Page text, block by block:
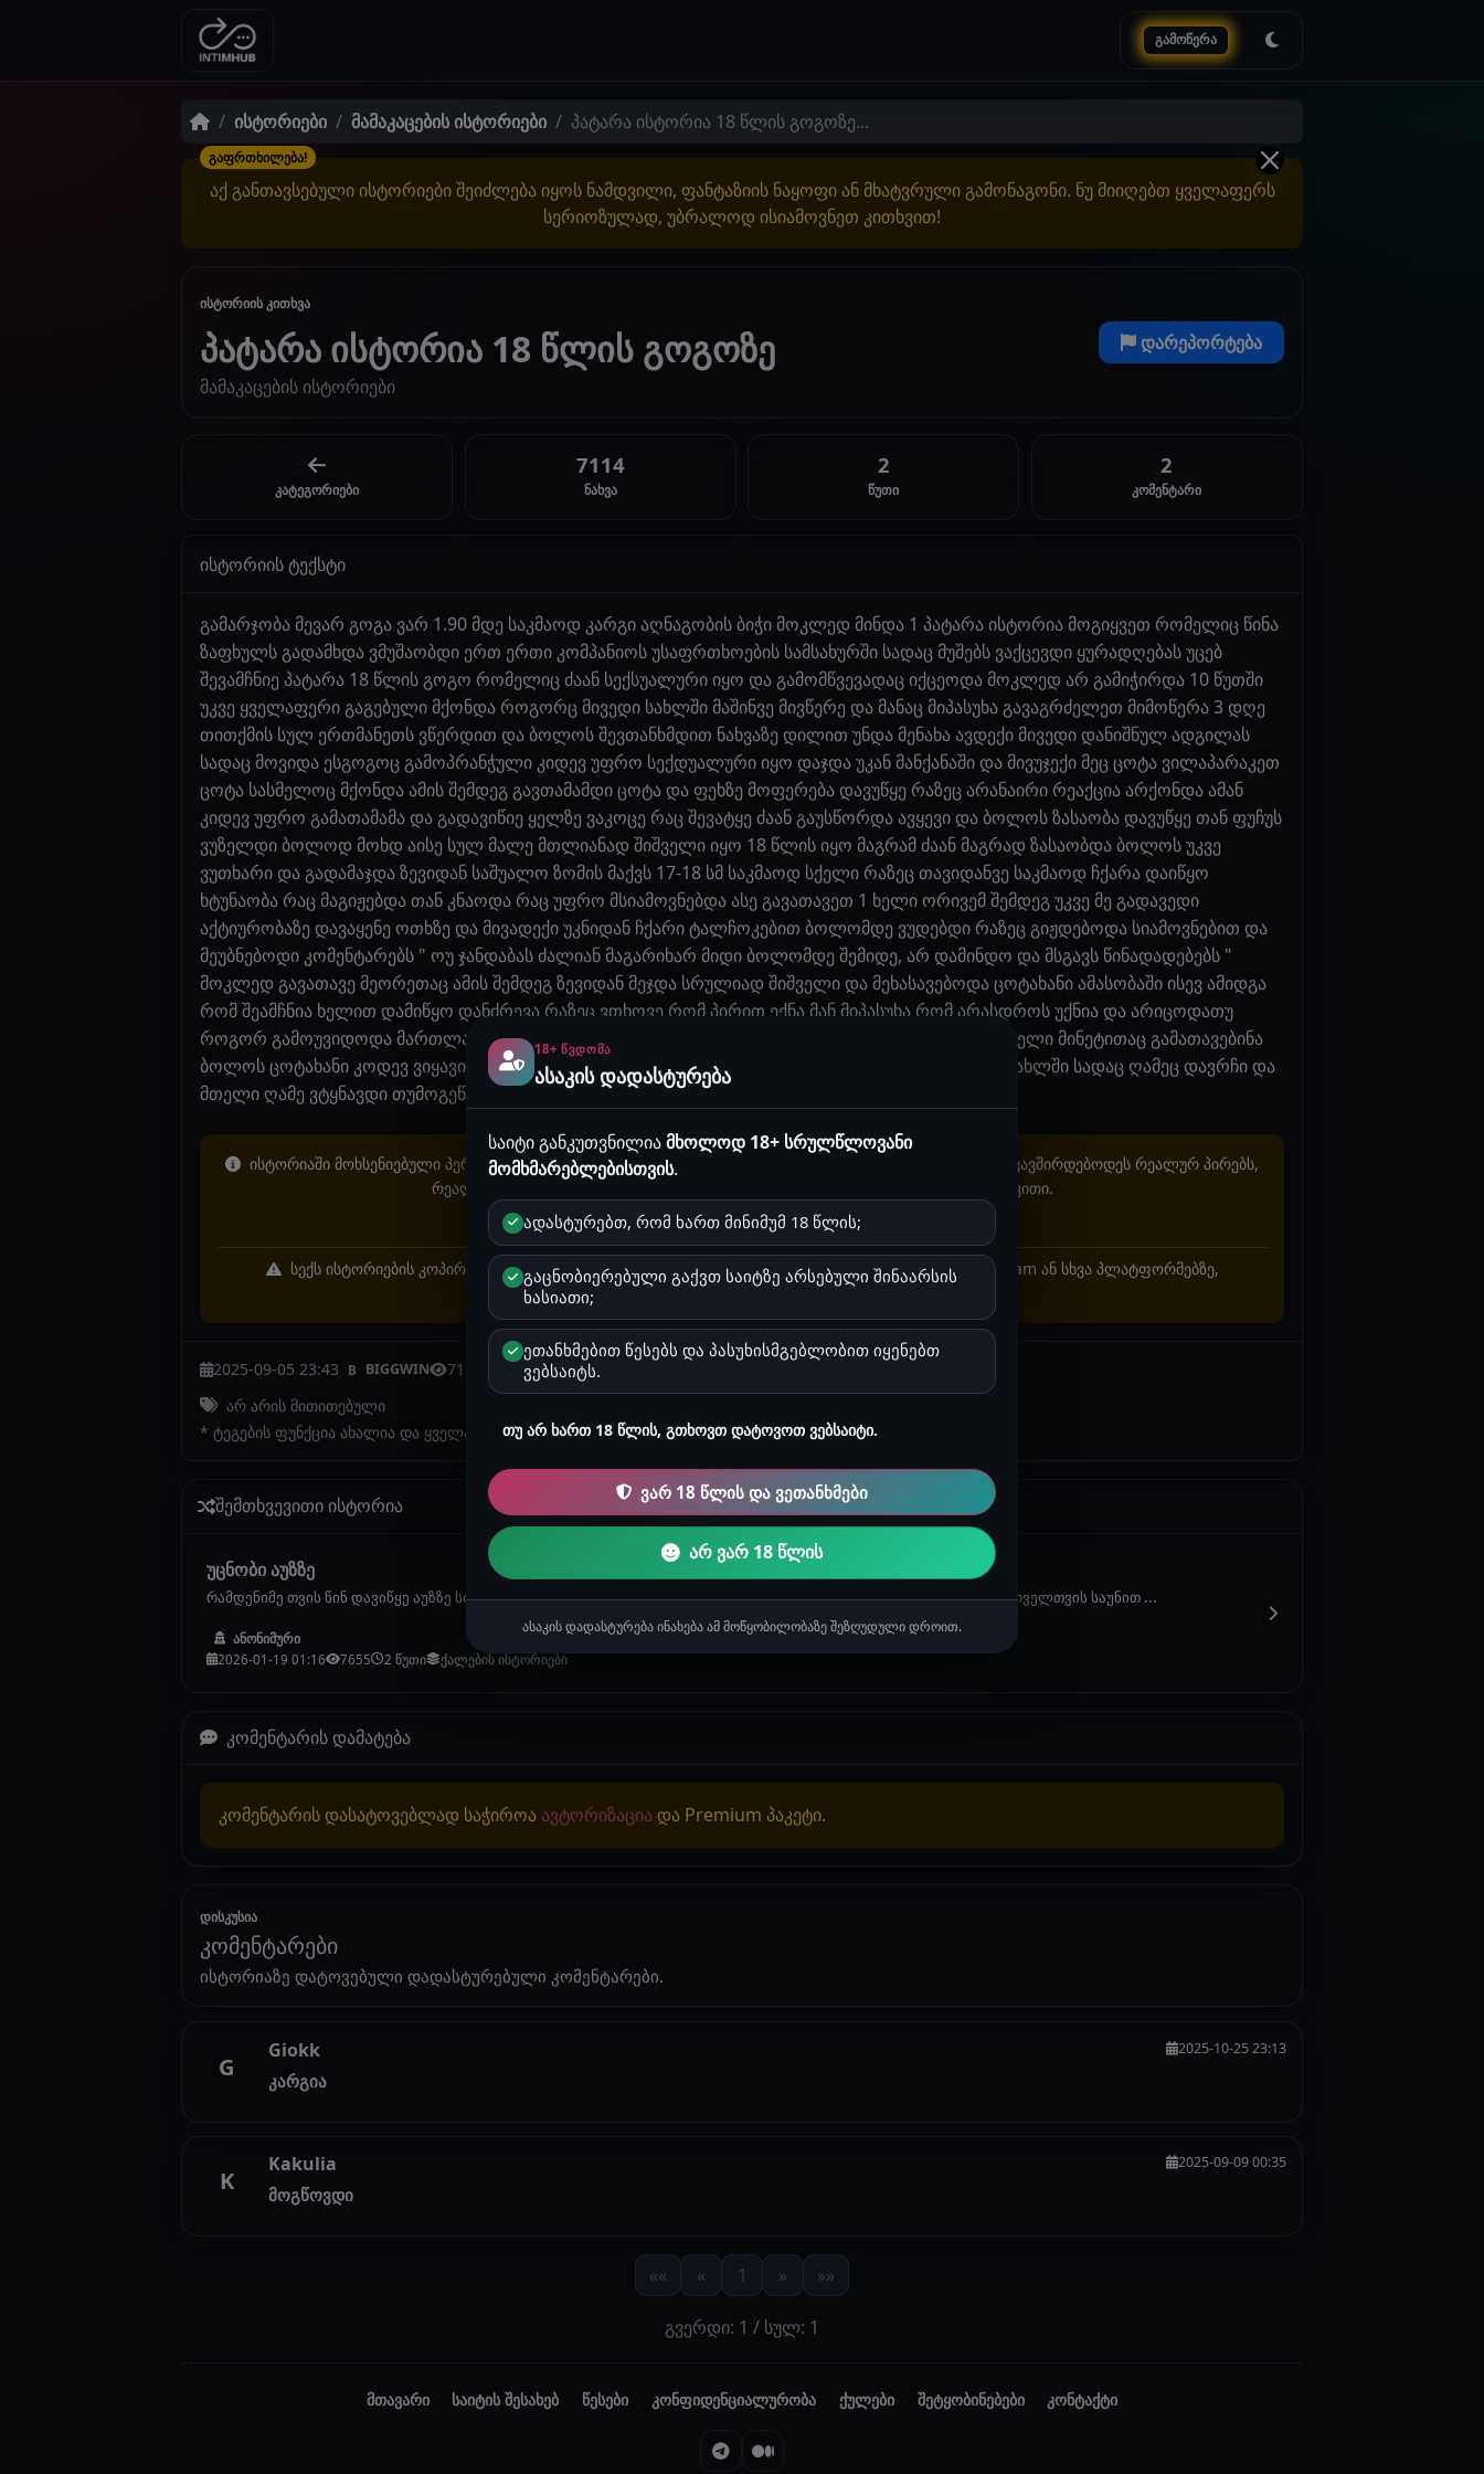
გამოწერა
ისტორიები მამაკაცების ისტორიები პატარა ისტორია 18 წლის გოგოზე...
გაფრთხილება!
აქ განთავსებული ისტორიები შეიძლება იყოს ნამდვილი, ფანტაზიის ნაყოფი ან მხატვრული გამონაგონი. ნუ მიიღებთ ყველაფერს
სერიოზულად, უბრალოდ ისიამოვნეთ კითხვით!
ისტორიის კითხვა
პატარა ისტორია 18 წლის გოგოზე
მამაკაცების ისტორიები
დარეპორტება
კატეგორიები
7114
ნახვა
2
წუთი
2
კომენტარი
ისტორიის ტექსტი
გამარჯობა მევარ გოგა ვარ 1.90 მდე საკმაოდ კარგი აღნაგობის ბიჭი მოკლედ მინდა 1 პატარა ისტორია მოგიყვეთ რომელიც წინა
ზაფხულს გადამხდა ვმუშაობდი ერთ ერთი კომპანიოს უსაფრთხოების სამსახურში სადაც მუშებს ვაქცევდი ყურადღებას უცებ
შევამჩნიე პატარა 18 წლის გოგო რომელიც ძაან სექსუალური იყო და გამომწვევადაც იქცეოდა მოკლედ არ გამიჭირდა 10 წუთში
უკვე ყველაფერი გაგებული მქონდა როგორც მივედი სახლში მაშინვე მივწერე და მანაც მიპასუხა გავაგრძელეთ მიმოწერა 3 დღე
თითქმის სულ ერთმანეთს ვწერდით და ბოლოს შევთანხმდით ნახვაზე დილით უნდა მენახა ავდექი მივედი დანიშნულ ადგილას
სადაც მოვიდა ესგოგოც გამოპრანჭული კიდევ უფრო სექდუალური იყო დაჯდა უკან მანქანაში და მივუჯექი მეც ცოტა ვილაპარაკეთ
ცოტა სასმელოც მქონდა ამის შემდეგ გავთამამდი ცოტა და ფეხზე მოფერება დავუწყე რაზეც არანაირი რეაქცია არქონდა ამან
კიდევ უფრო გამათამამა და გადავიწიე ყელზე ვაკოცე რაც შევატყე ძაან გაუსწორდა ავყევი და ბოლოს ზასაობა დავუწყე თან ფუჩუს
ვუზელდი ბოლოდ მოხდ აისე სულ მალე მთლიანად შიშველი იყო 18 წლის იყო მაგრამ ძაან მაგრად ზასაობდა ბოლოს უკვე
ვუთხარი და გადამაჯდა ზევიდან საშუალო ზომის მაქვს 17-18 სმ საკმაოდ სქელი რაზეც თავიდანვე საკმაოდ ჩქარა დაიწყო
ხტუნაობა რაც მაგიჟებდა თან კნაოდა რაც უფრო მსიამოვნებდა ასე გავათავეთ 1 ხელი ორივემ შემდეგ უკვე მე გადავედი
აქტიურობაზე დავაყენე ოთხზე და მივადექი უკნიდან ჩქარი ტალჩოკებით ბოლომდე ვუდებდი რაზეც გიჟდებოდა სიამოვნებით და
მეუბნებოდი კომენტარებს " ოუ ჯანდაბას ძალიან მაგარიხარ მიდი ბოლომდე შემიდე, არ დამინდო და მსგავს წინადადებებს "
მოკლედ გავათავე მეორეთაც ამის შემდეგ ზევიდან მეჯდა სრულიად შიშველი და მეხასავებოდა ცოტახანი ამასობაში ისევ ამიდგა
რომ შეამჩნია ხელით დამიწყო დანძრევა რაზეც ვთხოვე რომ პირით ექნა მან მიპასუხა რომ არასდროს უქნია და არიცოდათუ
როგორ გამოუვიდოდა მართლაც არგამოსდიოდა თავიდან მაგრამ მალევე დავამუღამებინე😁 1 ხელი მინეტითაც გამათავებინა
ბოლოს ცოტახანი კოდევ ვიყავით ერთად და დავიშალეთ ამის შემდეგ 1 კიდევ ვნახე უკვე მასთან სახლში სადაც ღამეც დავრჩი და
მთელი ღამე ვტყნავდი თუმოგეწონათ ისტორია დაწერეთ კომენტარებში მსგავსს კიდევ დავდებ
ისტორიაში მოხსენიებული პერსონაჟები, სახელები და ლოკაციები შესაძლოა იყოს გამოგონილი და არ უკავშირდებოდეს რეალურ პირებს,
რეალურ მოვლენებს ან რეალურ ფაქტებს. ნებისმიერი დამთხვევა არის შემთხვევითი.
ყურადღება! გაიგე, რატომ არის ეს მნიშვნელოვანი
სექს ისტორიების კოპირება ან საჯარო სივრცეში განთავსება, მაგალითად Facebook, TikTok, Instagram ან სხვა პლატფორმებზე,
აკრძალულია!
2025-09-05 23:43 B BIGGWIN 7114 2 წუთი
მამაკაცების ისტორიები
არ არის მითითებული
* ტეგების ფუნქცია ახალია და ყველა ისტორიაზე ჯერ არ არის დამატებული.
შემთხვევითი ისტორია
უცნობი აუზზე
რამდენიმე თვის წინ დავიწყე აუზზე სიარული რომელსაც ასევე საუნაც აქვს, აუზში ჩასვლამდე და ჩასვლის შემდეგ ყოველთვის საუნით ...
ანონიმური
2026-01-19 01:16 7655 2 წუთი ქალების ისტორიები
კომენტარის დამატება
კომენტარის დასატოვებლად საჭიროა ავტორიზაცია და Premium პაკეტი.
დისკუსია
კომენტარები
ისტორიაზე დატოვებული დადასტურებული კომენტარები.
G
Giokk 2025-10-25 23:13
კარგია
K
Kakulia 2025-09-09 00:35
მოგწოვდი
«« « 1 » »»
გვერდი: 1 / სულ: 1
მთავარი საიტის შესახებ წესები კონფიდენციალურობა ქულები შეტყობინებები კონტაქტი
18+ ᲬᲕᲓᲝᲛᲐ
ასაკის დადასტურება
საიტი განკუთვნილიამხოლოდ 18+ სრულწლოვანი
მომხმარებლებისთვის.
ადასტურებთ, რომ ხართ მინიმუმ 18 წლის;
გაცნობიერებული გაქვთ საიტზე არსებული შინაარსის
ხასიათი;
ეთანხმებით წესებს და პასუხისმგებლობით იყენებთ
ვებსაიტს.
თუ არ ხართ 18 წლის, გთხოვთ დატოვოთ ვებსაიტი.
ვარ 18 წლის და ვეთანხმები
არ ვარ 18 წლის
ასაკის დადასტურება ინახება ამ მოწყობილობაზე შეზღუდული დროით.